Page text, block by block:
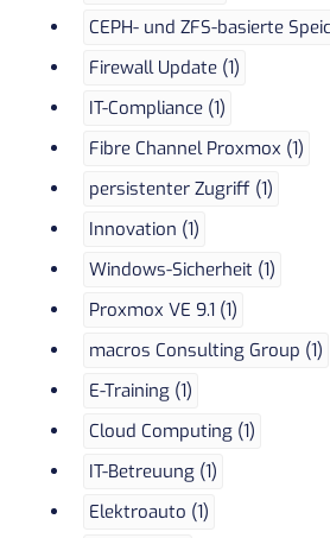
CEPH- und ZFS-basierte
Firewall Update (1)
IT-Compliance (1)
Fibre Channel Proxmox (1)
persistenter Zugriff (1)
Innovation (1)
Windows-Sicherheit (1)
Proxmox VE 9.1 (1)
macros Consulting Group (1)
E-Training (1)
Cloud Computing (1)
IT-Betreuung (1)
Elektroauto (1)